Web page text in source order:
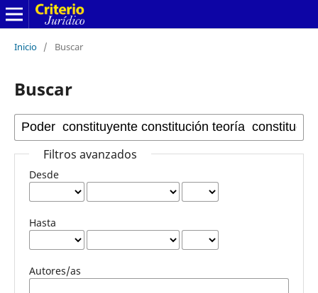
Inicio / Buscar
Buscar
Filtros avanzados
Desde
Hasta
Autores/as